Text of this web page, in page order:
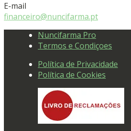
E-mail
financeiro@nuncifarma.pt
Nuncifarma Pro
Termos e Condiçoes
Política de Privacidade
Política de Cookies